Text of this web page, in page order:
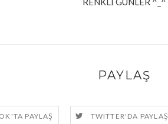
PAYLAŞ
PAYLAŞ TWITTER'DA PAYLAŞ